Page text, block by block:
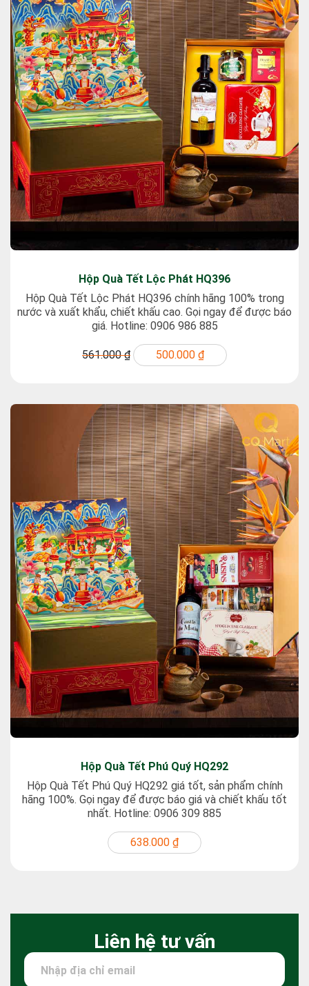
Hộp Quà Tết Lộc Phát HQ396
Hộp Quà Tết Lộc Phát HQ396 chính hãng 100% trong
nước và xuất khẩu, chiết khấu cao. Gọi ngay để được báo
giá. Hotline: 0906 986 885
561.000 ₫ 500.000 ₫
Hộp Quà Tết Phú Quý HQ292
Hộp Quà Tết Phú Quý HQ292 giá tốt, sản phẩm chính
hãng 100%. Gọi ngay để được báo giá và chiết khấu tốt
nhất. Hotline: 0906 309 885
638.000 ₫
Liên hệ tư vấn